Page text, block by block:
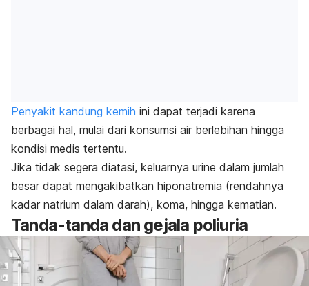
Penyakit kandung kemih ini dapat terjadi karena
berbagai hal, mulai dari konsumsi air berlebihan hingga
kondisi medis tertentu.
Jika tidak segera diatasi, keluarnya urine dalam jumlah
besar dapat mengakibatkan hiponatremia (rendahnya
kadar natrium dalam darah), koma, hingga kematian.
Tanda-tanda dan gejala poliuria